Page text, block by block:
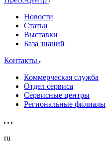
Новости
Статьи
Выставки
База знаний
Контакты
Коммерческая служба
Отдел сервиса
Сервисные центры
Региональные филиалы
ru